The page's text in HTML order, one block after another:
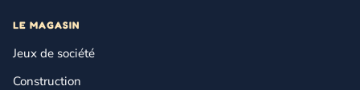
LE MAGASIN
Jeux de société
Construction